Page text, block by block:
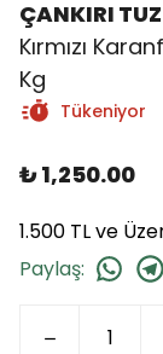
ÇANKIRI
Kırmızı
Kg
Tükeniyor
₺ 1,250.00
1.500 TL ve
Paylaş: